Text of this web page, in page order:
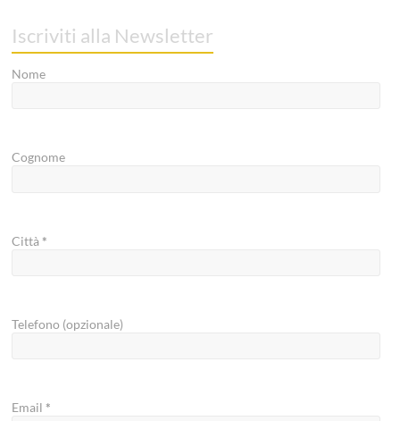
Iscriviti alla Newsletter
Nome
Cognome
Città*
Telefono (opzionale)
Email*